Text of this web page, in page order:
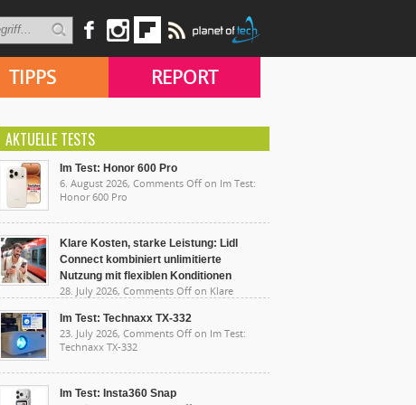
TIPPS REPORT
AKTUELLE TESTS
Im Test: Honor 600 Pro
6. August 2026, Comments Off on Im Test:
Honor 600 Pro
Klare Kosten, starke Leistung: Lidl
Connect kombiniert unlimitierte
Nutzung mit flexiblen Konditionen
28. July 2026, Comments Off on Klare
unlimitierte Nutzung mit flexiblen Konditionen
Im Test: Technaxx TX-332
23. July 2026, Comments Off on Im Test:
Technaxx TX-332
Im Test: Insta360 Snap